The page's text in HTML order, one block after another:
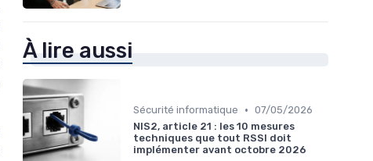
À lire aussi
Sécurité informatique • 07/05/2026
NIS2, article 21 : les 10 mesures
techniques que tout RSSI doit
implémenter avant octobre 2026